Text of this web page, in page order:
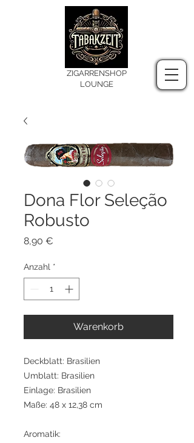
ZIGARRENSHOP
LOUNGE
Dona Flor Seleção
Robusto
8,90 €
Anzahl *
Warenkorb
Deckblatt: Brasilien
Umblatt: Brasilien
Einlage: Brasilien
Maße: 48 x 12,38 cm
Aromatik: